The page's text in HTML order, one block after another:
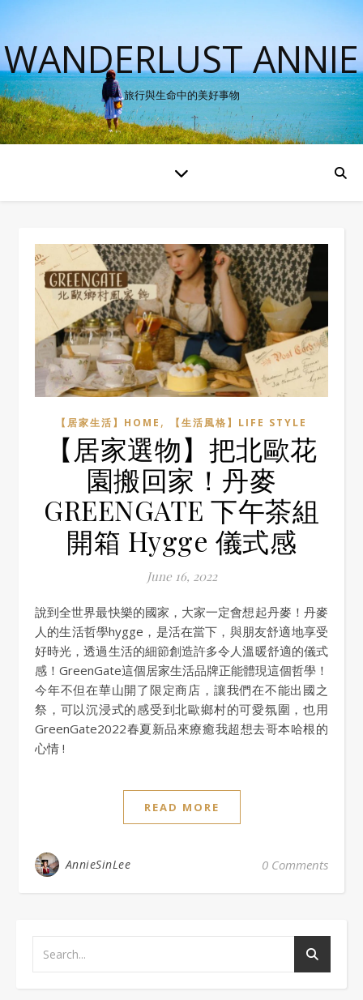
WANDERLUST ANNIE
旅行與生命中的美好事物
【居家生活】HOME , 【生活風格】LIFE STYLE
【居家選物】把北歐花
園搬回家！丹麥
GREENGATE 下午茶組
開箱 Hygge 儀式感
June 16, 2022
說到全世界最快樂的國家，大家一定會想起丹麥！丹麥
人的生活哲學hygge，是活在當下，與朋友舒適地享受
好時光，透過生活的細節創造許多令人溫暖舒適的儀式
感！GreenGate這個居家生活品牌正能體現這個哲學！
今年不但在華山開了限定商店，讓我們在不能出國之
祭，可以沉浸式的感受到北歐鄉村的可愛氛圍，也用
GreenGate2022春夏新品來療癒我超想去哥本哈根的
心情 !
READ MORE
AnnieSinLee 0 Comments